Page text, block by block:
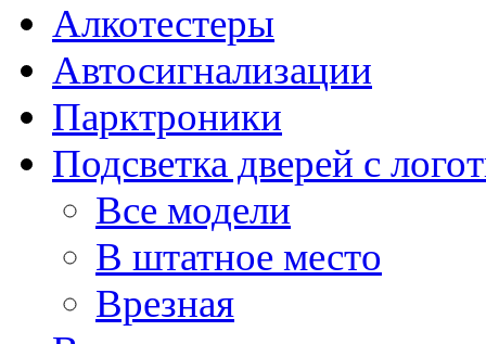
Алкотестеры
Автосигнализации
Парктроники
Подсветка дверей с
Все модели
В штатное место
Врезная